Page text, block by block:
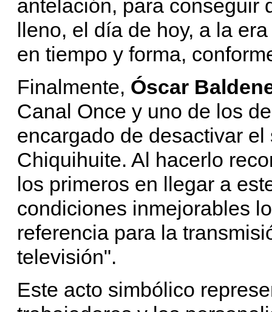
antelación, para conseguir
lleno, el día de hoy, a la
en tiempo y forma,
Finalmente, Óscar
Canal Once y uno de los
encargado de desactivar
Chiquihuite. Al hacerlo
los primeros en llegar a
condiciones inmejorables
referencia para la
televisión".
Este acto simbólico